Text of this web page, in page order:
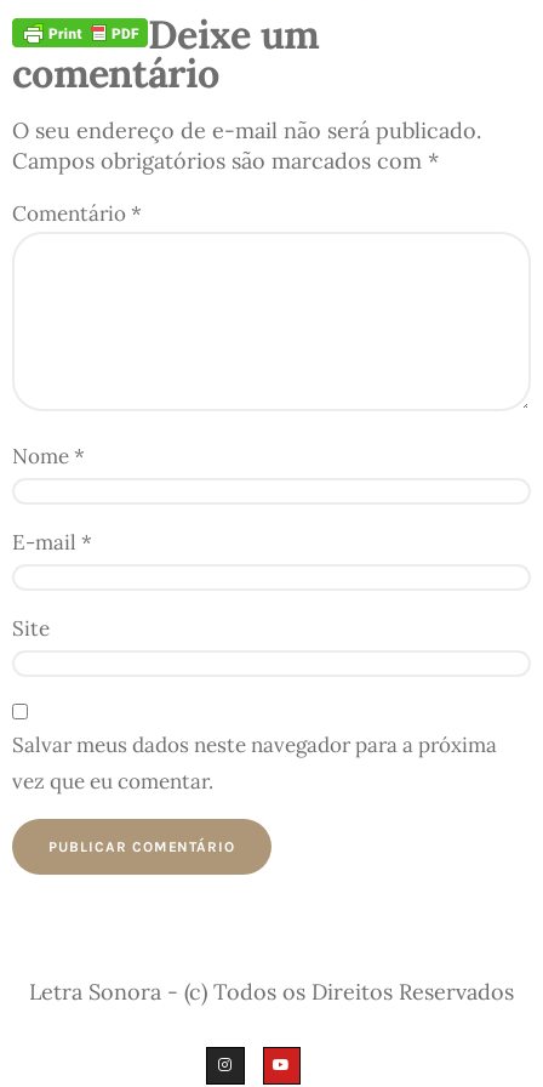
Deixe um
comentário
O seu endereço de e-mail não será publicado.
Campos obrigatórios são marcados com *
Comentário*
Nome*
E-mail *
Site
Salvar meus dados neste navegador para a próxima
vez que eu comentar.
Letra Sonora - (c) Todos os Direitos Reservados